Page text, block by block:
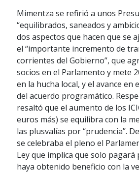
Mimentza se refirió a unos
“equilibrados, saneados y
dos aspectos que hacen que se
el “importante incremento de
corrientes del Gobierno”, que
socios en el Parlamento y mete
en la hucha local, y el avance en
del acuerdo programático.
resaltó que el aumento de los
euros más) se equilibra con la
las plusvalías por “prudencia”.
se celebraba el pleno el
Ley que implica que solo pagará
haya obtenido beneficio con la